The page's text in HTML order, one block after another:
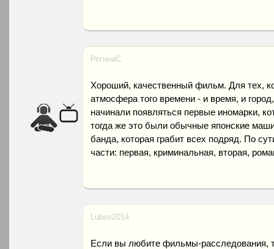
РегинаC
Хороший, качественный фильм. Для тех,
атмосфера того времени - и время, и
начинали появляться первые иномарки,
тогда же это были обычные японские
банда, которая грабит всех подряд. По
части: первая, криминальная, вторая,
Lubov2014
Если вы любите фильмы-расследования,